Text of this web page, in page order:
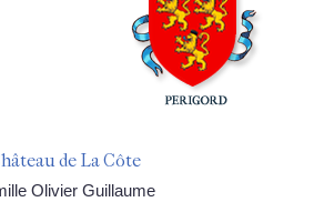
de La Côte
Olivier Guillaume